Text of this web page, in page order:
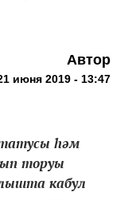
Автор
июня 2019 - 13:47
һәм
торуы
кабул